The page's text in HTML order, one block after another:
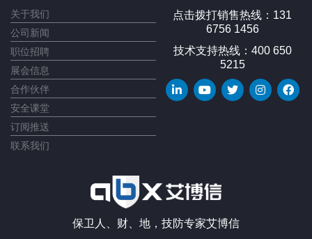
关于我们
公司新闻
职位招聘
展会信息
合作伙伴
安全课堂
订阅推送
联系我们
点击拨打销售热线：131
6756 1456
技术支持热线：400 650
5215
保卫人、财、地，技防专家艾博信